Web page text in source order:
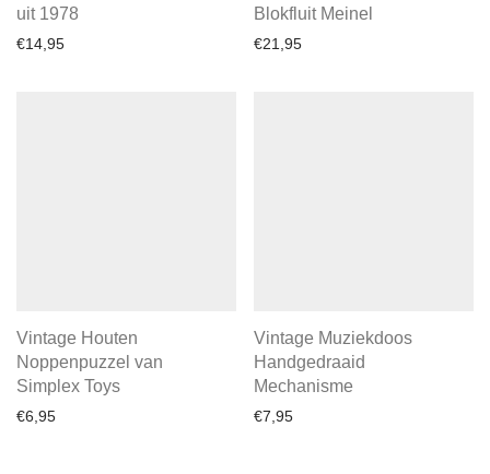
uit 1978
€14,95
Blokfluit Meinel
€21,95
Vintage Houten
Noppenpuzzel van
Simplex Toys
€6,95
Vintage Muziekdoos
Handgedraaid
Mechanisme
€7,95